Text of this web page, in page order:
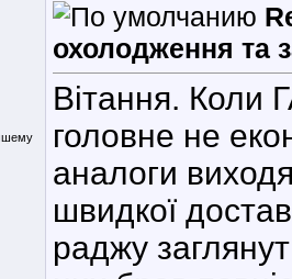
охолодження та
Вітання. Коли
головне не
аналоги
швидкої
раджу